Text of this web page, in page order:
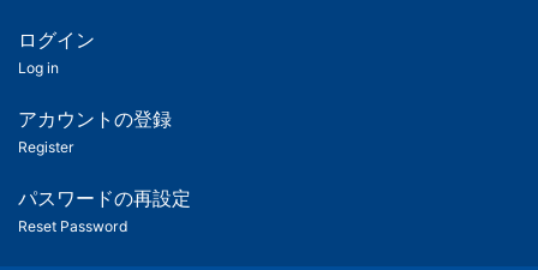
ツ
匿
名
ユ
ー
ログイン
Log in
アカウントの登録
Register
パスワードの再設定
Reset Password